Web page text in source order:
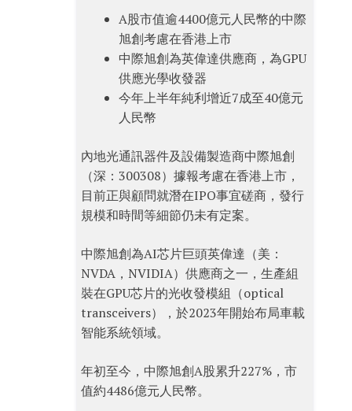
A股市值逾4400億元人民幣的中際
旭創考慮在香港上市
中際旭創為英偉達供應商，為GPU
供應光學收發器
今年上半年純利增近7成至40億元
人民幣
內地光通訊器件及設備製造商中際旭創
（深：300308）據報考慮在香港上市，
目前正與顧問就潛在IPO事宜磋商，發行
規模和時間等細節仍未有定案。
中際旭創為AI芯片巨頭英偉達（美：
NVDA，NVIDIA）供應商之一，生產組
裝在GPU芯片的光收發模組（optical
transceivers），於2023年開始布局車載
智能系統領域。
年初至今，中際旭創A股累升227%，市
值約4486億元人民幣。